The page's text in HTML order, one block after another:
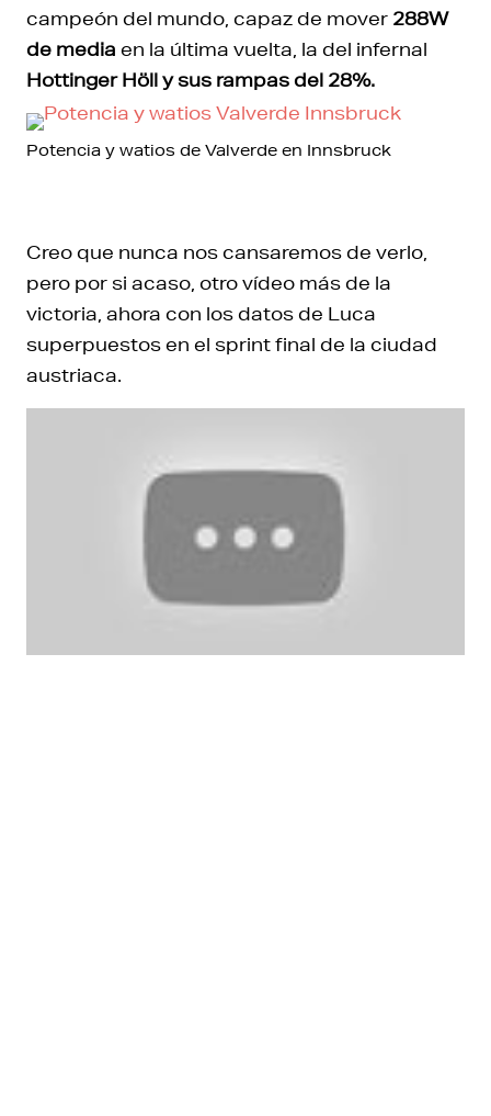
campeón del mundo, capaz de mover 288W
de media en la última vuelta, la del infernal
Hottinger Höll y sus rampas del 28%.
Potencia y watios de Valverde en Innsbruck
Creo que nunca nos cansaremos de verlo,
pero por si acaso, otro vídeo más de la
victoria, ahora con los datos de Luca
superpuestos en el sprint final de la ciudad
austriaca.